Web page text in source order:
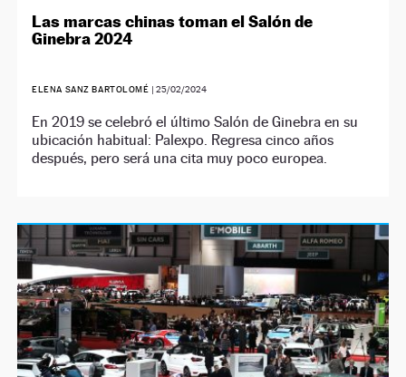
Las marcas chinas toman el Salón de
Ginebra 2024
ELENA SANZ BARTOLOMÉ | 25/02/2024
En 2019 se celebró el último Salón de Ginebra en su
ubicación habitual: Palexpo. Regresa cinco años
después, pero será una cita muy poco europea.